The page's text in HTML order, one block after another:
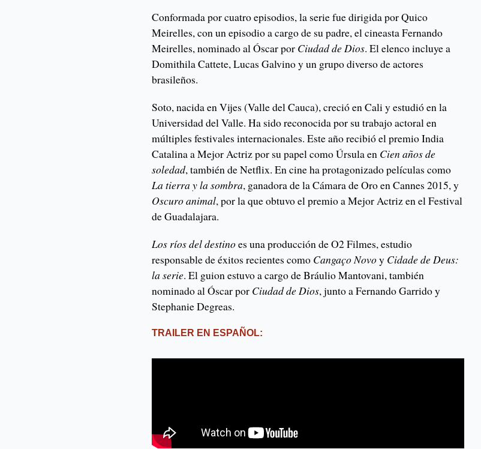
Conformada por cuatro episodios, la serie fue dirigida por Quico
Meirelles, con un episodio a cargo de su padre, el cineasta Fernando
Meirelles, nominado al Óscar por Ciudad de Dios. El elenco incluye a
Domithila Cattete, Lucas Galvino y un grupo diverso de actores
brasileños.
Soto, nacida en Vijes (Valle del Cauca), creció en Cali y estudió en la
Universidad del Valle. Ha sido reconocida por su trabajo actoral en
múltiples festivales internacionales. Este año recibió el premio India
Catalina a Mejor Actriz por su papel como Úrsula en Cien años de
soledad, también de Netflix. En cine ha protagonizado películas como
La tierra y la sombra, ganadora de la Cámara de Oro en Cannes 2015, y
Oscuro animal, por la que obtuvo el premio a Mejor Actriz en el Festival
de Guadalajara.
Los ríos del destinoes una producción de O2 Filmes, estudio
responsable de éxitos recientes como Cangaço Novoy Cidade de Deus:
la serie. El guion estuvo a cargo de Bráulio Mantovani, también
nominado al Óscar por Ciudad de Dios, junto a Fernando Garrido y
Stephanie Degreas.
TRAILER EN ESPAÑOL: